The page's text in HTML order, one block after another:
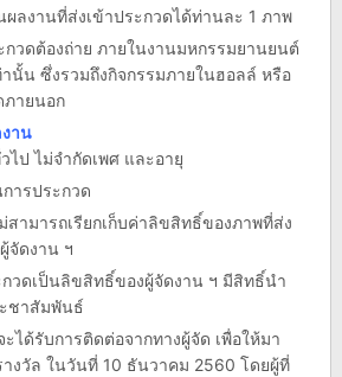
ผลงานที่ส่งเข้าประกวดได้ท่านละ 1 ภาพ
กวดต้องถ่าย ภายในงานมหกรรมยานยนต์
านั้น ซึ่งรวมถึงกิจกรรมภายในฮอลล์ หรือ
ภายนอก
าน
ป ไม่จำกัดเพศ และอายุ
ารประกวด
สามารถเรียกเก็บค่าลิขสิทธิ์ของภาพที่ส่ง
จัดงาน ฯ
วดเป็นลิขสิทธิ์ของผู้จัดงาน ฯ มีสิทธิ์นำ
ชาสัมพันธ์
ะได้รับการติดต่อจากทางผู้จัด เพื่อให้มา
งวัล ในวันที่ 10 ธันวาคม 2560 โดยผู้ที่